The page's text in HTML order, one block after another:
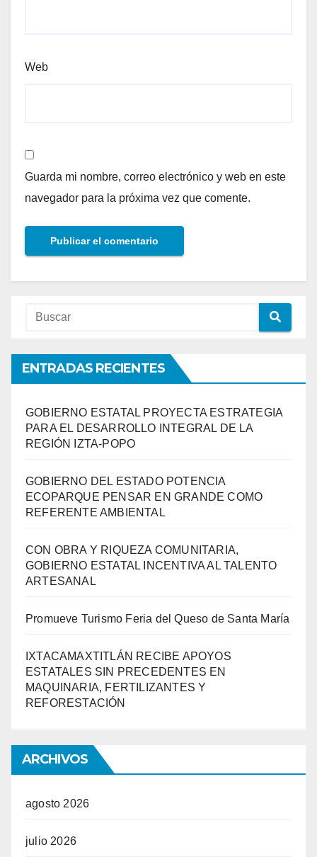
Web
Guarda mi nombre, correo electrónico y web en este
navegador para la próxima vez que comente.
ENTRADAS RECIENTES
GOBIERNO ESTATAL PROYECTA ESTRATEGIA
PARA EL DESARROLLO INTEGRAL DE LA
REGIÓN IZTA-POPO
GOBIERNO DEL ESTADO POTENCIA
ECOPARQUE PENSAR EN GRANDE COMO
REFERENTE AMBIENTAL
CON OBRA Y RIQUEZA COMUNITARIA,
GOBIERNO ESTATAL INCENTIVA AL TALENTO
ARTESANAL
Promueve Turismo Feria del Queso de Santa María
IXTACAMAXTITLÁN RECIBE APOYOS
ESTATALES SIN PRECEDENTES EN
MAQUINARIA, FERTILIZANTES Y
REFORESTACIÓN
ARCHIVOS
agosto 2026
julio 2026